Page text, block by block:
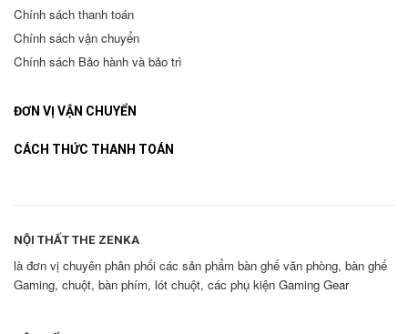
Chính sách thanh toán
Chính sách vận chuyển
Chính sách Bảo hành và bảo trì
ĐƠN VỊ VẬN CHUYỂN
CÁCH THỨC THANH TOÁN
NỘI THẤT THE ZENKA
là đơn vị chuyên phân phối các sản phẩm bàn ghế văn phòng, bàn ghế
Gaming, chuột, bàn phím, lót chuột, các phụ kiện Gaming Gear